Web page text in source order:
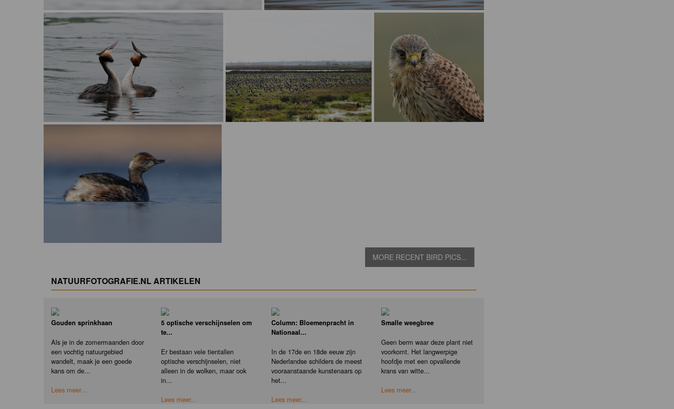
MORE RECENT BIRD PICS...
NATUURFOTOGRAFIE.NL ARTIKELEN
Gouden sprinkhaan
Als je in de zomermaanden door
een vochtig natuurgebied
wandelt, maak je een goede
kans om de...
Lees meer...
5 optische verschijnselen om
te...
Er bestaan vele tientallen
optische verschijnselen, niet
alleen in de wolken, maar ook
in...
Lees meer...
Column: Bloemenpracht in
Nationaal...
In de 17de en 18de eeuw zijn
Nederlandse schilders de meest
vooraanstaande kunstenaars op
het...
Lees meer...
Smalle weegbree
Geen berm waar deze plant niet
voorkomt. Het langwerpige
hoofdje met een opvallende
krans van witte...
Lees meer...